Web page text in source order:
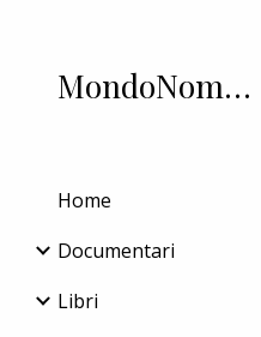
MondoNomadi.it
Home
Documentari
Libri